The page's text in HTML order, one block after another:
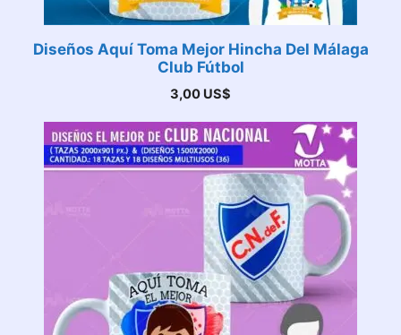
Diseños Aquí Toma Mejor Hincha Del Málaga
Club Fútbol
3,00 US$